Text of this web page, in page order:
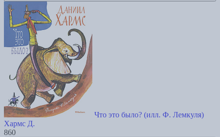
Что это было? (илл. Ф. Лемкуля)
Хармс Д.
860